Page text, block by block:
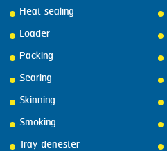
Heat sealing
Loader
Packing
Searing
Skinning
Smoking
Tray denester